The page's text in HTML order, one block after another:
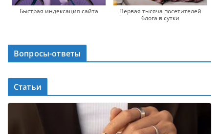
Быстрая индексация сайта
Первая тысяча посетителей
блога в сутки
Вопросы-ответы
Статьи